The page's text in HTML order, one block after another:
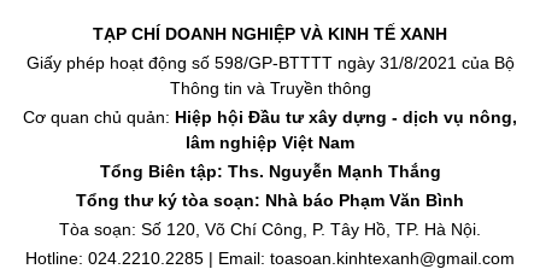
TẠP CHÍ DOANH NGHIỆP VÀ KINH TẾ XANH
Giấy phép hoạt động số 598/GP-BTTTT ngày 31/8/2021 của Bộ
Thông tin và Truyền thông
Cơ quan chủ quản: Hiệp hội Đầu tư xây dựng - dịch vụ nông,
lâm nghiệp Việt Nam
Tổng Biên tập: Ths. Nguyễn Mạnh Thắng
Tổng thư ký tòa soạn: Nhà báo Phạm Văn Bình
Tòa soạn: Số 120, Võ Chí Công, P. Tây Hồ, TP. Hà Nội.
Hotline: 024.2210.2285 | Email: toasoan.kinhtexanh@gmail.com